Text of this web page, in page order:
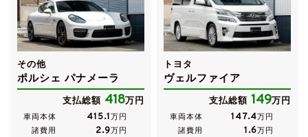
その他
ポルシェ パナメーラ
支払総額 418万円
車両本体 415.1万円
諸費用
2.9万円
トヨタ
ヴェルファイア
支払総額 149万円
車両本体 147.4万円
諸費用
1.6万円